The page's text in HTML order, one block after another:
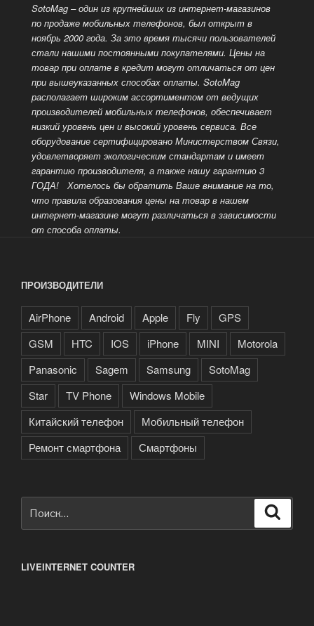
SotoMag – один из крупнейших из интернет-магазинов
по продаже мобильных телефонов, был открыт в
ноябрь 2000 года. За это время тысячи пользователей
стали нашими постоянными покупателями. Цены на
товар при оплате в кредит могут отличаться от цен
при вышеуказанных способах оплаты. SotoMag
располагает широким ассортиментом от ведущих
производителей мобильных телефонов, обеспечивает
низкий уровень цен и высокий уровень сервиса. Все
оборудование сертифицировано Министерством Связи,
удовлетворяет экологическим стандартам и имеет
гарантию производителя, а также нашу гарантию 3
ГОДА! Хотелось бы обратить Ваше внимание на то,
что правила образования цены на товар в нашем
интернет-магазине могут различаться в зависимости
от способа оплаты.
ПРОИЗВОДИТЕЛИ
AirPhone Android Apple Fly
GPS
GSM
HTC IOS iPhone MINI
Motorola
Panasonic
Sagem Samsung
SotoMag
Star
TV Phone
Windows Mobile
Китайский телефон
Мобильный телефон
Ремонт смартфона
Смартфоны
LIVEINTERNET COUNTER